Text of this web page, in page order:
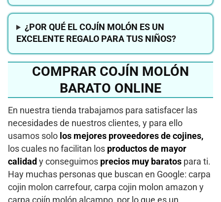
¿POR QUÉ EL COJÍN MOLÓN ES UN
EXCELENTE REGALO PARA TUS NIÑOS?
COMPRAR COJÍN MOLÓN
BARATO ONLINE
En nuestra tienda trabajamos para satisfacer las
necesidades de nuestros clientes, y para ello
usamos solo los mejores proveedores de cojines,
los cuales no facilitan los productos de mayor
calidad y conseguimos precios muy baratos para ti.
Hay muchas personas que buscan en Google: carpa
cojin molon carrefour, carpa cojin molon amazon y
carpa cojín molón alcampo, por lo que es un